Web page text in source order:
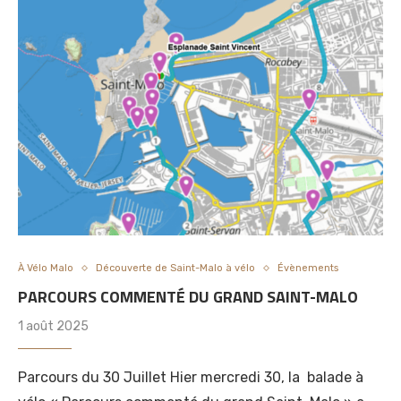
À Vélo Malo Découverte de Saint-Malo à vélo Évènements
PARCOURS COMMENTÉ DU GRAND SAINT-MALO
1 août 2025
Parcours du 30 Juillet Hier mercredi 30, la balade à